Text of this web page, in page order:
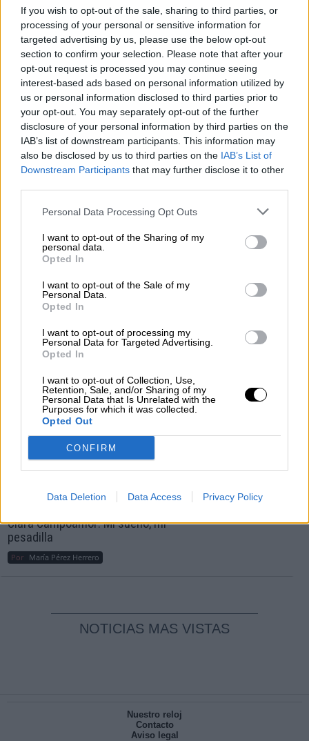
If you wish to opt-out of the sale, sharing to third parties, or
processing of your personal or sensitive information for
targeted advertising by us, please use the below opt-out
section to confirm your selection. Please note that after your
opt-out request is processed you may continue seeing
interest-based ads based on personal information utilized by
us or personal information disclosed to third parties prior to
your opt-out. You may separately opt-out of the further
disclosure of your personal information by third parties on the
IAB’s list of downstream participants. This information may
also be disclosed by us to third parties on the IAB’s List of
Downstream Participants that may further disclose it to other
Personal Data Processing Opt Outs
I want to opt-out of the Sharing of my
personal data.
Opted In
I want to opt-out of the Sale of my
Personal Data.
Opted In
I want to opt-out of processing my
Personal Data for Targeted Advertising.
Opted In
I want to opt-out of Collection, Use,
Retention, Sale, and/or Sharing of my
Personal Data that Is Unrelated with the
Purposes for which it was collected.
Opted Out
CONFIRM
Data Deletion Data Access Privacy Policy
seguidores de Trump, armados hasta los dientes, que
se baten en retirada.
PorJose Luis Martín
Más artículos de este autor
sábado, 7 de noviembre de 2020
OPINIONES DIVERSAS
¿La ciudadanía de Occidente es
consciente del riesgo de una tercera
guerra mundial?
Por Álvaro Frutos Rosado y Gabinete Geopolítica de
Crisis
Suelta y confía
María Comesaña
Votantes y votados
El Conflicto de Oriente Medio: Un Nuevo
Orden Autoritario en Construcción
Álvaro Frutos Rosado y Gabinete Geopolítica de
Crisis
Reconquista leonesa
Carlos Miranda
Clara Campoamor: Mi sueño, mi
pesadilla
Por María Pérez Herrero
NOTICIAS MAS VISTAS
Nuestro reloj
Contacto
Aviso legal